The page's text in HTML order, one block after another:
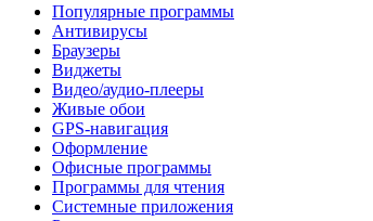
Популярные программы
Антивирусы
Браузеры
Виджеты
Видео/аудио-плееры
Живые обои
GPS-навигация
Оформление
Офисные программы
Программы для чтения
Системные приложения